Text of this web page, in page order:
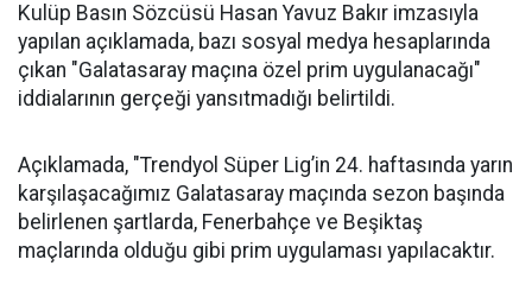
Kulüp Basın Sözcüsü Hasan Yavuz Bakır imzasıyla
yapılan açıklamada, bazı sosyal medya hesaplarında
çıkan "Galatasaray maçına özel prim uygulanacağı"
iddialarının gerçeği yansıtmadığı belirtildi.
Açıklamada, "Trendyol Süper Lig’in 24. haftasında yarın
karşılaşacağımız Galatasaray maçında sezon başında
belirlenen şartlarda, Fenerbahçe ve Beşiktaş
maçlarında olduğu gibi prim uygulaması yapılacaktır.